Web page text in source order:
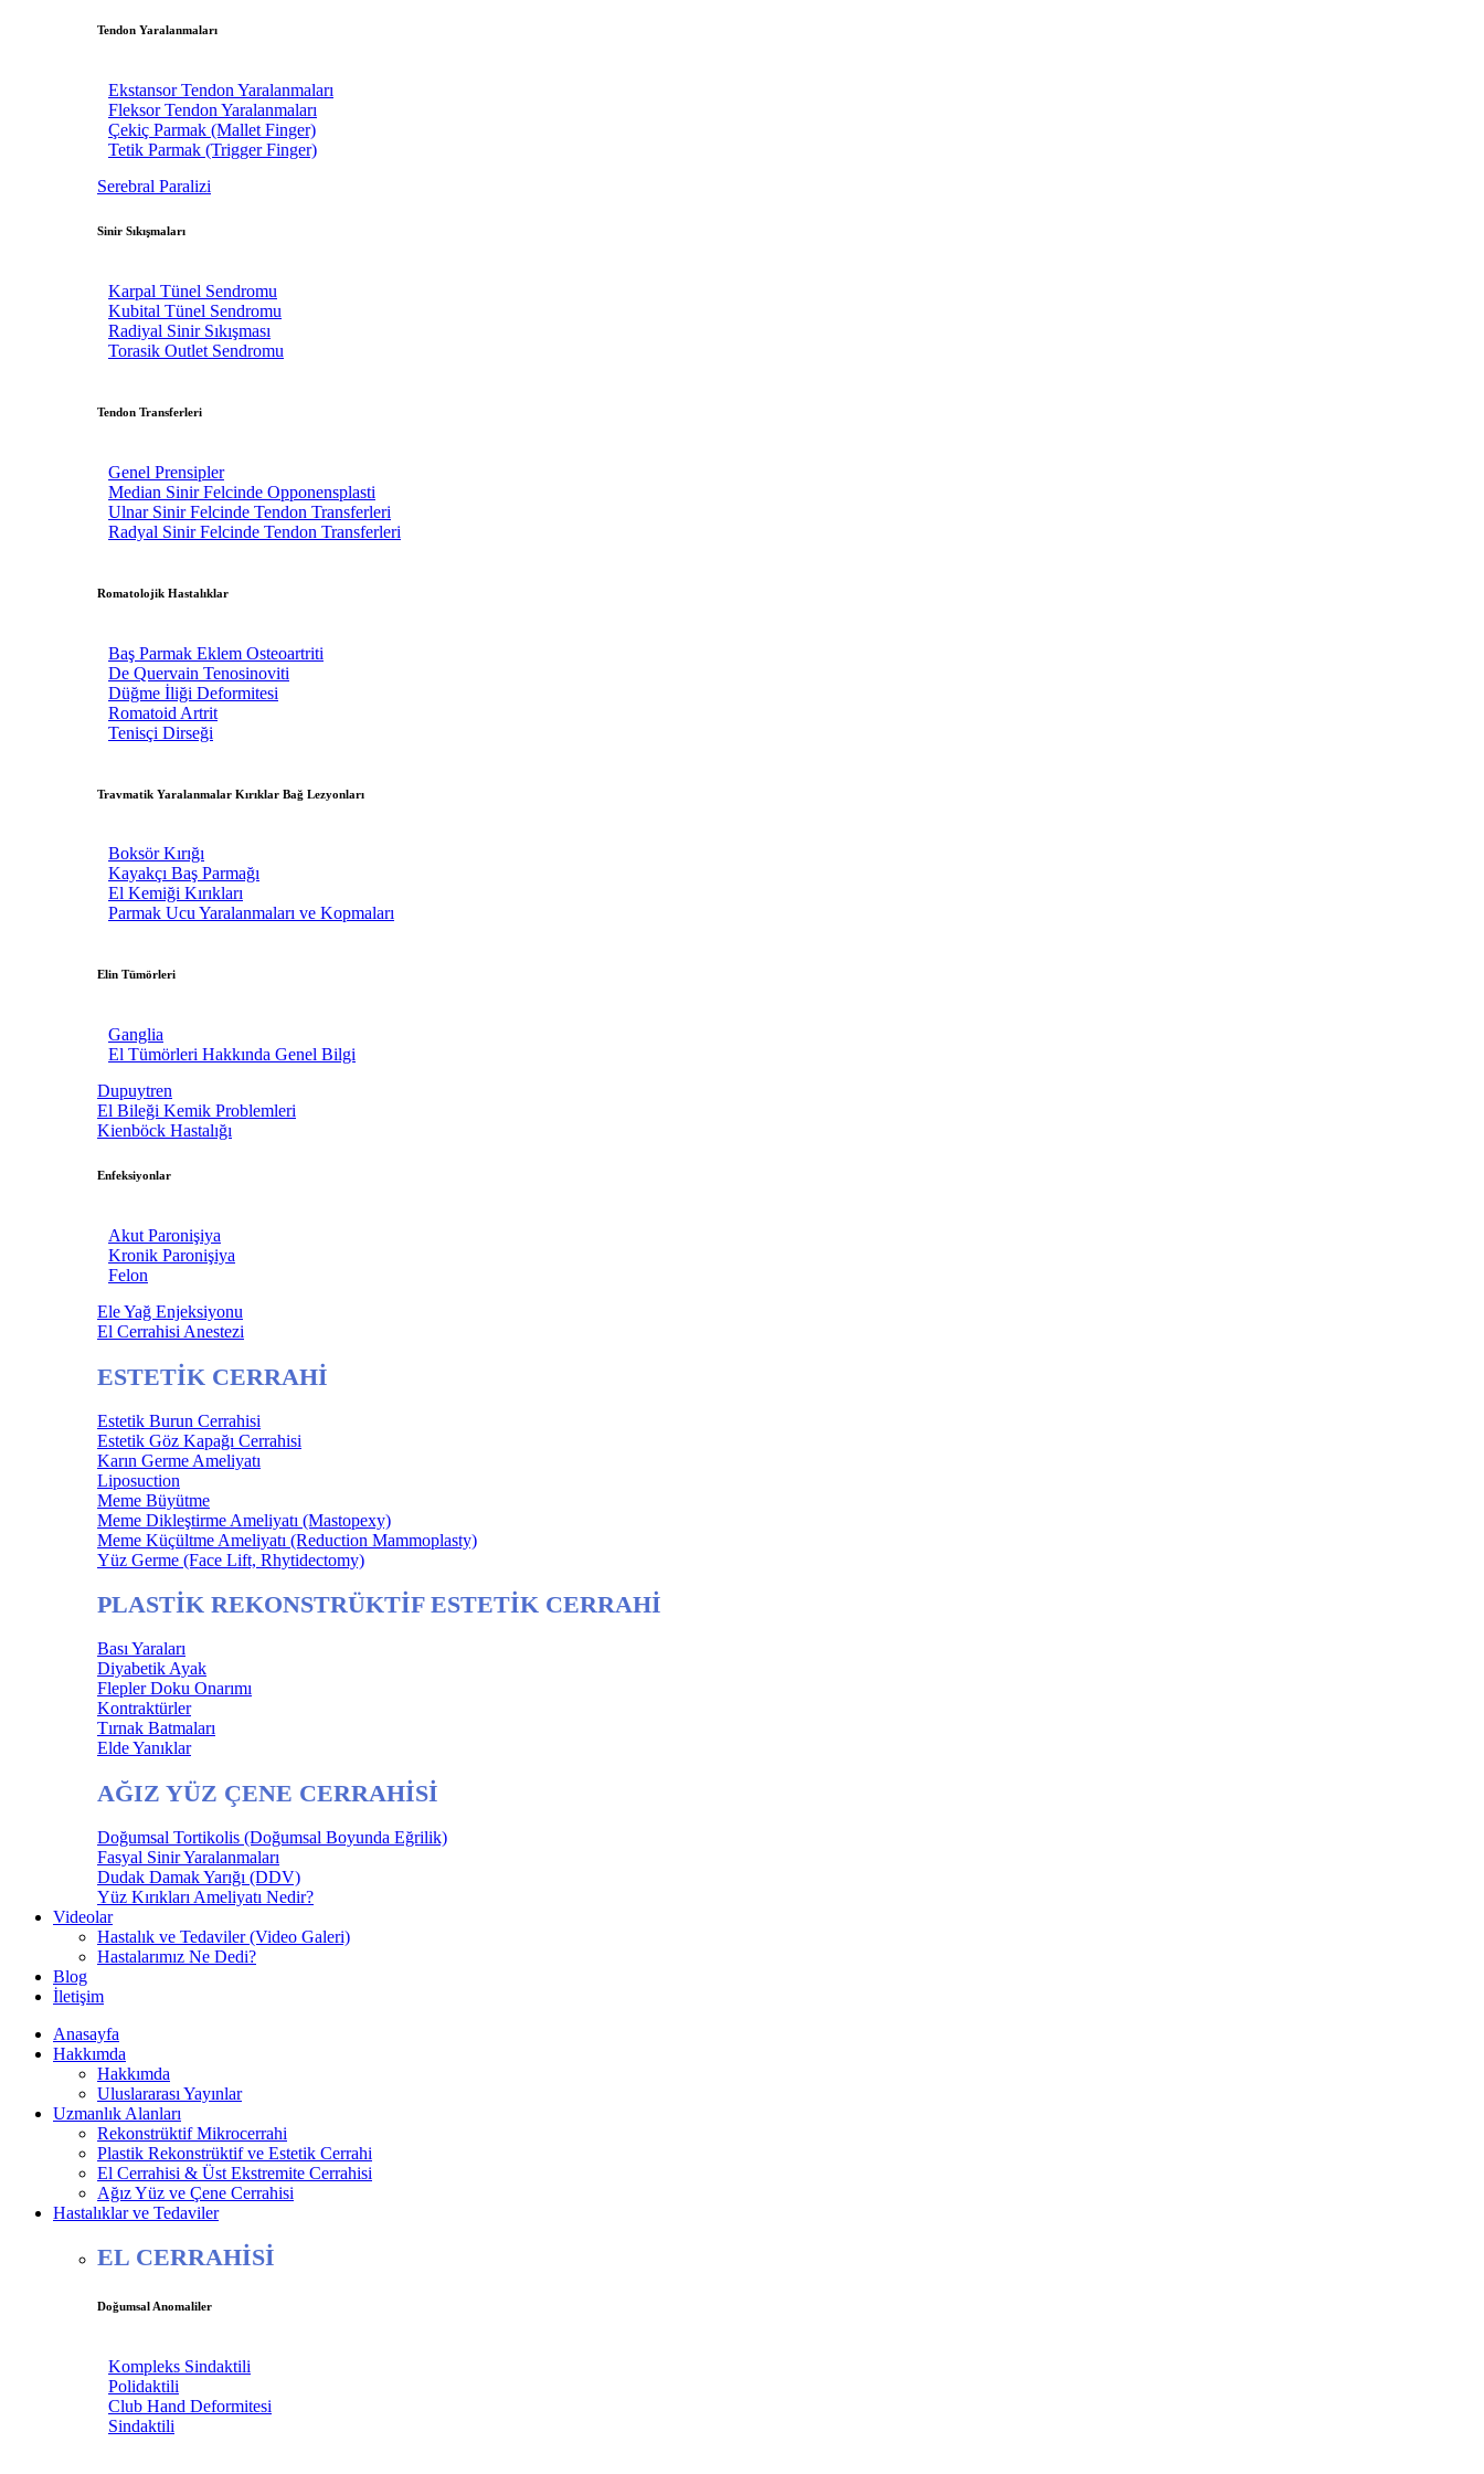
Tendon Yaralanmaları
Ekstansor Tendon Yaralanmaları
Fleksor Tendon Yaralanmaları
Çekiç Parmak (Mallet Finger)
Tetik Parmak (Trigger Finger)
Serebral Paralizi
Sinir Sıkışmaları
Karpal Tünel Sendromu
Kubital Tünel Sendromu
Radiyal Sinir Sıkışması
Torasik Outlet Sendromu
Tendon Transferleri
Genel Prensipler
Median Sinir Felcinde Opponensplasti
Ulnar Sinir Felcinde Tendon Transferleri
Radyal Sinir Felcinde Tendon Transferleri
Romatolojik Hastalıklar
Baş Parmak Eklem Osteoartriti
De Quervain Tenosinoviti
Düğme İliği Deformitesi
Romatoid Artrit
Tenisçi Dirseği
Travmatik Yaralanmalar Kırıklar Bağ Lezyonları
Boksör Kırığı
Kayakçı Baş Parmağı
El Kemiği Kırıkları
Parmak Ucu Yaralanmaları ve Kopmaları
Elin Tümörleri
Ganglia
El Tümörleri Hakkında Genel Bilgi
Dupuytren
El Bileği Kemik Problemleri
Kienböck Hastalığı
Enfeksiyonlar
Akut Paronişiya
Kronik Paronişiya
Felon
Ele Yağ Enjeksiyonu
El Cerrahisi Anestezi
ESTETİK CERRAHİ
Estetik Burun Cerrahisi
Estetik Göz Kapağı Cerrahisi
Karın Germe Ameliyatı
Liposuction
Meme Büyütme
Meme Dikleştirme Ameliyatı (Mastopexy)
Meme Küçültme Ameliyatı (Reduction Mammoplasty)
Yüz Germe (Face Lift, Rhytidectomy)
PLASTİK REKONSTRÜKTİF ESTETİK CERRAHİ
Bası Yaraları
Diyabetik Ayak
Flepler Doku Onarımı
Kontraktürler
Tırnak Batmaları
Elde Yanıklar
AĞIZ YÜZ ÇENE CERRAHİSİ
Doğumsal Tortikolis (Doğumsal Boyunda Eğrilik)
Fasyal Sinir Yaralanmaları
Dudak Damak Yarığı (DDV)
Yüz Kırıkları Ameliyatı Nedir?
Videolar
Hastalık ve Tedaviler (Video Galeri)
Hastalarımız Ne Dedi?
Blog
İletişim
Anasayfa
Hakkımda
Hakkımda
Uluslararası Yayınlar
Uzmanlık Alanları
Rekonstrüktif Mikrocerrahi
Plastik Rekonstrüktif ve Estetik Cerrahi
El Cerrahisi & Üst Ekstremite Cerrahisi
Ağız Yüz ve Çene Cerrahisi
Hastalıklar ve Tedaviler
EL CERRAHİSİ
Doğumsal Anomaliler
Kompleks Sindaktili
Polidaktili
Club Hand Deformitesi
Sindaktili